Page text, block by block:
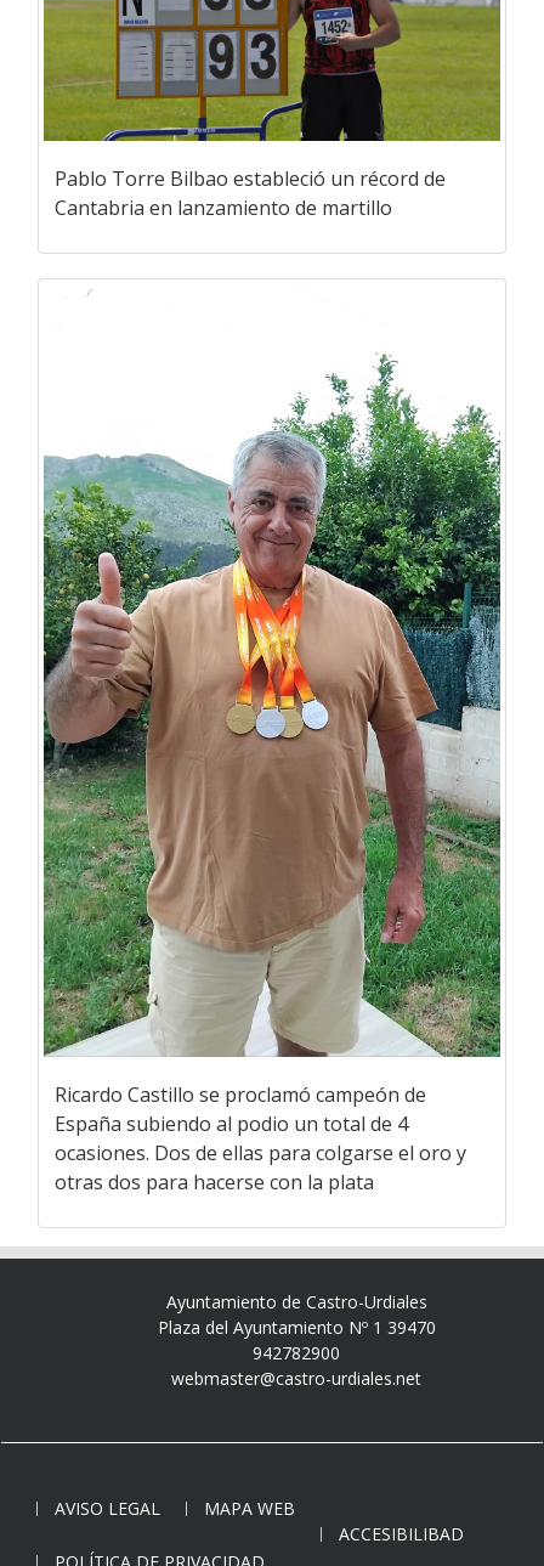
Pablo Torre Bilbao estableció un récord de
Cantabria en lanzamiento de martillo
Ricardo Castillo se proclamó campeón de
España subiendo al podio un total de 4
ocasiones. Dos de ellas para colgarse el oro y
otras dos para hacerse con la plata
Ayuntamiento de Castro-Urdiales
Plaza del Ayuntamiento Nº 1 39470
942782900
webmaster@castro-urdiales.net
AVISO LEGAL
MAPA WEB
ACCESIBILIBAD